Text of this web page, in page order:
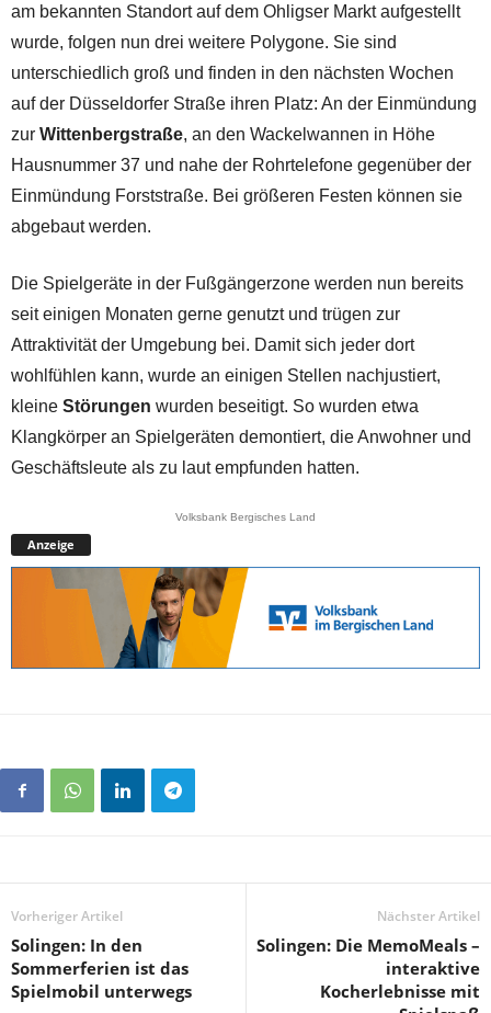
am bekannten Standort auf dem Ohligser Markt aufgestellt
wurde, folgen nun drei weitere Polygone. Sie sind
unterschiedlich groß und finden in den nächsten Wochen
auf der Düsseldorfer Straße ihren Platz: An der Einmündung
zur Wittenbergstraße, an den Wackelwannen in Höhe
Hausnummer 37 und nahe der Rohrtelefone gegenüber der
Einmündung Forststraße. Bei größeren Festen können sie
abgebaut werden.
Die Spielgeräte in der Fußgängerzone werden nun bereits
seit einigen Monaten gerne genutzt und trügen zur
Attraktivität der Umgebung bei. Damit sich jeder dort
wohlfühlen kann, wurde an einigen Stellen nachjustiert,
kleine Störungen wurden beseitigt. So wurden etwa
Klangkörper an Spielgeräten demontiert, die Anwohner und
Geschäftsleute als zu laut empfunden hatten.
Volksbank Bergisches Land
Anzeige
Vorheriger Artikel
Solingen: In den
Sommerferien ist das
Spielmobil unterwegs
Nächster Artikel
Solingen: Die MemoMeals –
interaktive
Kocherlebnisse mit